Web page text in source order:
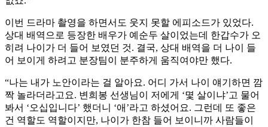
이번 드라마 촬영을 하면서도 웃지 못할 에피소드가 있었다.
상대 배역으로 등장한 배우가 예순두 살이었는데 한갑수가 오
히려 나이가 더 들어 보였던 것. 결국, 상대 배역을 더 나이 들
어 보이게 하려고 분장팀이 분주하게 움직여야만 했다.
“나는 내가 노안이라는 걸 알아요. 어디 가서 나이 얘기하면 깜
짝 놀라더라고요. 변희봉 선생님이 저에게 ‘몇 살이냐’고 물어
봐서 ‘오십입니다’ 했더니 ‘애’라고 하셨어요. 그런데 또 좋은
건 역할도 역할이지만, 나이가 한참 들어 보이니까 사람들이